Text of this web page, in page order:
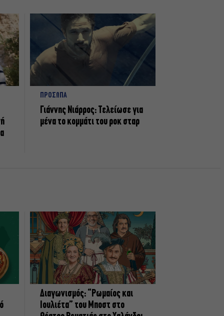
ΠΡΟΣΩΠΑ
Γιάννης Νιάρρος: Τελείωσε για
μένα το κομμάτι του ροκ σταρ
Διαγωνισμός: “Ρωμαίος και
Ιουλιέτα” του Μποστ στο